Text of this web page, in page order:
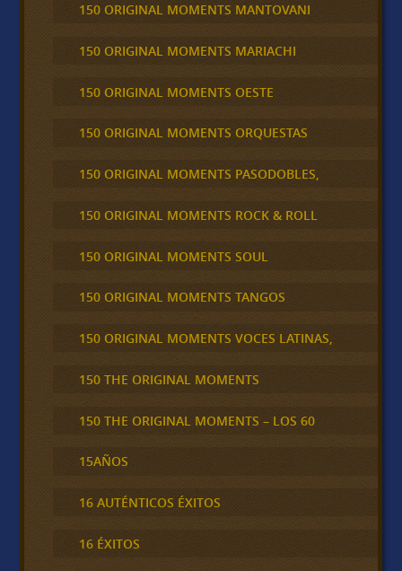
150 ORIGINAL MOMENTS MANTOVANI
150 ORIGINAL MOMENTS MARIACHI
150 ORIGINAL MOMENTS OESTE
150 ORIGINAL MOMENTS ORQUESTAS
150 ORIGINAL MOMENTS PASODOBLES,
150 ORIGINAL MOMENTS ROCK & ROLL
150 ORIGINAL MOMENTS SOUL
150 ORIGINAL MOMENTS TANGOS
150 ORIGINAL MOMENTS VOCES LATINAS,
150 THE ORIGINAL MOMENTS
150 THE ORIGINAL MOMENTS – LOS 60
15AÑOS
16 AUTÉNTICOS ÉXITOS
16 ÉXITOS